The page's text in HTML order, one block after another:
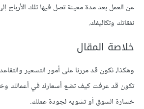
عن العمل بعد مدة معينة تصل فيها تلك الأرباح
نفقاتك وتكاليفك.
خلاصة المقال
وهكذا، نكون قد مررنا على أمور التسعير
تكون قد عرفت كيف تضع أسعارك في أعمالك
خسارة السوق أو تشويه لجودة عملك.